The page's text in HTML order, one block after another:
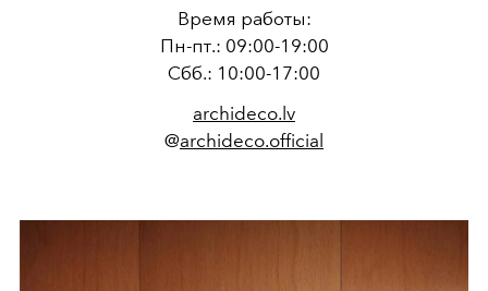
Время работы:
Пн-пт.: 09:00-19:00
Сбб.: 10:00-17:00
archideco.lv
@archideco.official